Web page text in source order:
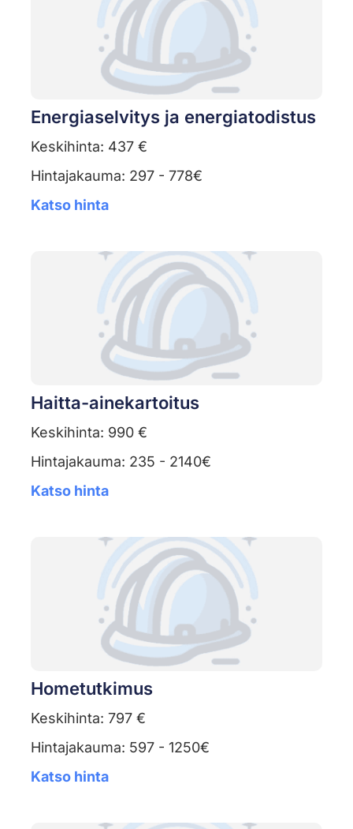
Energiaselvitys ja energiatodistus
Keskihinta: 437 €
Hintajakauma: 297 - 778€
Katso hinta
Haitta-ainekartoitus
Keskihinta: 990 €
Hintajakauma: 235 - 2140€
Katso hinta
Hometutkimus
Keskihinta: 797 €
Hintajakauma: 597 - 1250€
Katso hinta